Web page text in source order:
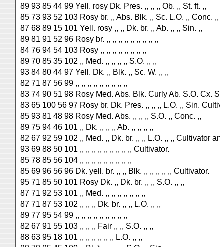
89 93 85 44 99 Yell. rosy Dk. Pres. ,, ,, ,, Ob. ,, St. ft. ,,
85 73 93 52 103 Rosy br. ,, Abs. Blk. ,, Sc. L.O. ,, Conc. ,,
87 68 89 15 101 Yell. rosy ,, ,, Dk. br. ,, Ab. ,, ,, Sin. ,,
89 81 91 52 96 Rosy br. ,, ,, ,, ,, ,, ,, ,, ,, ,,
84 76 94 54 103 Rosy ,, ,, ,, ,, ,, ,, ,, ,,
89 70 85 35 102 ,, Med. ,, ,, ,, ,, S.O. ,, ,,
93 84 80 44 97 Yell. Dk. ,, Blk. ,, Sc. W. ,, ,,
82 71 87 56 99 ,, ,, ,, ,, ,, ,, ,, ,, ,,
83 74 90 51 98 Rosy Med. Abs. Blk. Curly Ab. S.O. Cx.
83 65 100 56 97 Rosy br. Dk. Pres. ,, ,, ,, L.O. ,, Sin.
85 93 81 48 98 Rosy Med. Abs. ,, ,, ,, S.O. ,, Conc. ,,
89 75 94 46 101 ,, Dk. ,, ,, ,, Ab. ,, ,, ,, ,,
82 67 92 59 102 ,, Med. ,, Dk. br. ,, ,, L.O. ,, ,, Cultivator
93 69 88 50 101 ,, ,, ,, ,, ,, ,, ,, ,, ,, Cultivator.
85 78 85 56 104 ,, ,, ,, ,, ,, ,, ,, ,, ,,
85 69 96 56 96 Dk. yell. br. ,, ,, Blk. ,, ,, ,, ,, ,, Cultivator.
95 71 85 50 101 Rosy Dk. ,, Dk. br. ,, ,, S.O. ,, ,,
87 71 92 53 101 ,, Med. ,, ,, ,, ,, ,, ,, ,,
87 71 87 53 102 ,, ,, ,, Dk. br. ,, ,, L.O. ,, ,,
89 77 95 54 99 ,, ,, ,, ,, ,, ,, ,, ,, ,,
82 67 91 55 103 ,, ,, ,, Fair ,, ,, S.O. ,, ,,
88 63 95 18 101 ,, ,, ,, ,, ,, ,, L.O. ,, ,,